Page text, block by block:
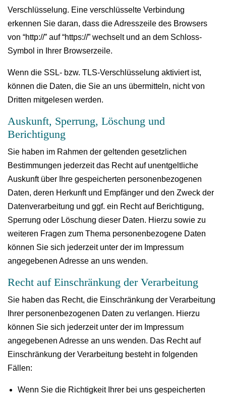
Verschlüsselung. Eine verschlüsselte Verbindung
erkennen Sie daran, dass die Adresszeile des Browsers
von “http://” auf “https://” wechselt und an dem Schloss-
Symbol in Ihrer Browserzeile.
Wenn die SSL- bzw. TLS-Verschlüsselung aktiviert ist,
können die Daten, die Sie an uns übermitteln, nicht von
Dritten mitgelesen werden.
Auskunft, Sperrung, Löschung und
Berichtigung
Sie haben im Rahmen der geltenden gesetzlichen
Bestimmungen jederzeit das Recht auf unentgeltliche
Auskunft über Ihre gespeicherten personenbezogenen
Daten, deren Herkunft und Empfänger und den Zweck der
Datenverarbeitung und ggf. ein Recht auf Berichtigung,
Sperrung oder Löschung dieser Daten. Hierzu sowie zu
weiteren Fragen zum Thema personenbezogene Daten
können Sie sich jederzeit unter der im Impressum
angegebenen Adresse an uns wenden.
Recht auf Einschränkung der Verarbeitung
Sie haben das Recht, die Einschränkung der Verarbeitung
Ihrer personenbezogenen Daten zu verlangen. Hierzu
können Sie sich jederzeit unter der im Impressum
angegebenen Adresse an uns wenden. Das Recht auf
Einschränkung der Verarbeitung besteht in folgenden
Fällen:
Wenn Sie die Richtigkeit Ihrer bei uns gespeicherten